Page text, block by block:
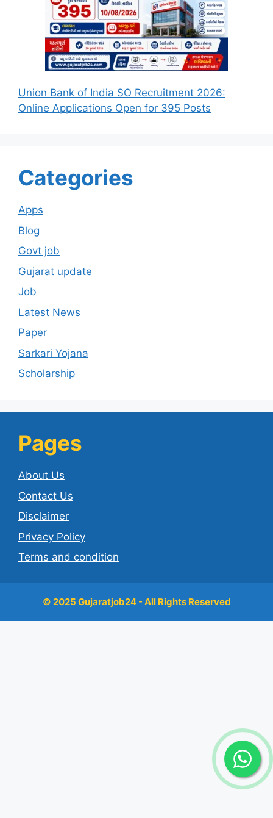
Union Bank of India SO Recruitment 2026:
Online Applications Open for 395 Posts
Categories
Apps
Blog
Govt job
Gujarat update
Job
Latest News
Paper
Sarkari Yojana
Scholarship
Pages
About Us
Contact Us
Disclaimer
Privacy Policy
Terms and condition
© 2025 Gujaratjob24- All Rights Reserved